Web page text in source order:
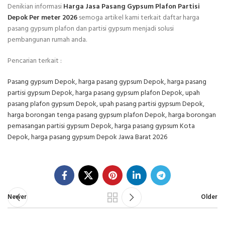
Denikian informasiHarga Jasa Pasang Gypsum Plafon Partisi
Depok Per meter 2026semoga artikel kami terkait daftar harga
pasang gypsum plafon dan partisi gypsum menjadi solusi
pembangunan rumah anda.
Pencarian terkait :
Pasang gypsum Depok, harga pasang gypsum Depok, harga pasang
partisi gypsum Depok, harga pasang gypsum plafon Depok, upah
pasang plafon gypsum Depok, upah pasang partisi gypsum Depok,
harga borongan tenga pasang gypsum plafon Depok, harga borongan
pemasangan partisi gypsum Depok, harga pasang gypsum Kota
Depok, harga pasang gypsum Depok Jawa Barat 2026
Newer Older